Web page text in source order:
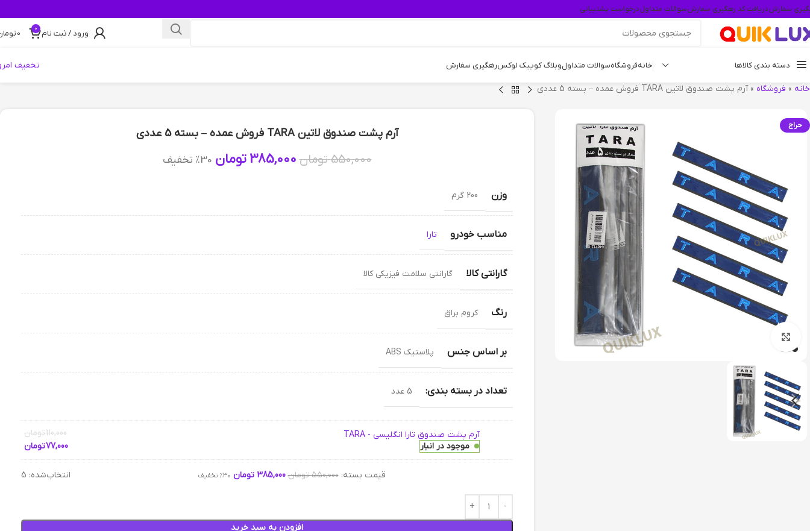
سفارشدریافت کد رهگیری سفارشسوالات متداولدرخواست پشتیبانی
ورود / ثبت نام 0
0
دسته بندی کالاها خانهفروشگاهسوالات متداولوبلاگ کوییک لوکسرهگیری سفارش تخفیف
خانه » فروشگاه »آرم پشت صندوق لاتین TARA فروش عمده – بسته 5 عددی
حراج
آرم پشت صندوق لاتین TARA فروش عمده – بسته 5 عددی
550,000تومان 385,000تومان 30% تخفیف
وزن 200 گرم
مناسب خودرو تارا
گارانتی کالا گارانتی سلامت فیزیکی کالا
رنگ کروم براق
بر اساس جنس پلاستیک ABS
تعداد در بسته بندی: 5 عدد
آرم پشت صندوق تارا انگلیسی - TARA
موجود در انبار
110,000تومان
77,000تومان
قیمت بسته: 550,000 تومان 385,000 تومان 30% تخفیف انتخاب‌شده: 5
افزودن به سبد خرید